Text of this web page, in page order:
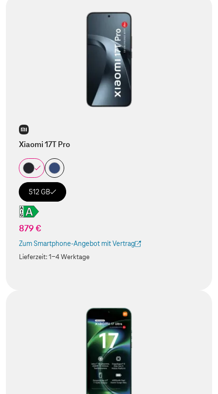
Xiaomi 17T Pro
512 GB
879 €
Zum Smartphone-Angebot mit Vertrag
(Der Link wird in einem neuen Tab geöffnet)
Lieferzeit:1-4 Werktage